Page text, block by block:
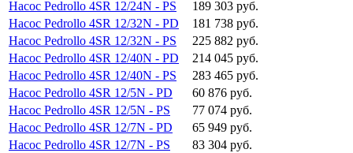
Насос Pedrollo 4SR 12/24N - PS
189 303 руб.
Насос Pedrollo 4SR 12/32N - PD
181 738 руб.
Насос Pedrollo 4SR 12/32N - PS
225 882 руб.
Насос Pedrollo 4SR 12/40N - PD
214 045 руб.
Насос Pedrollo 4SR 12/40N - PS
283 465 руб.
Насос Pedrollo 4SR 12/5N - PD
60 876 руб.
Насос Pedrollo 4SR 12/5N - PS
77 074 руб.
Насос Pedrollo 4SR 12/7N - PD
65 949 руб.
Насос Pedrollo 4SR 12/7N - PS
83 304 руб.